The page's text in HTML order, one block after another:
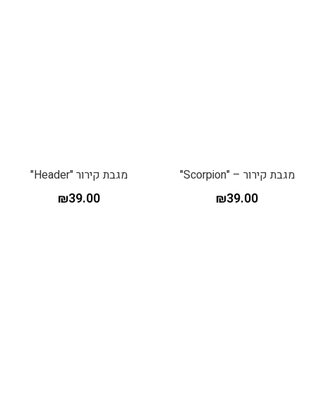
מגבת קירור – "Scorpion"
₪39.00
מגבת קירור "Header"
₪39.00